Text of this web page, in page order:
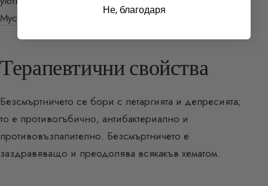
Мускусна фасет
Терапевтични свойства
Безсмъртничето се бори с летаргията и депресията;
то е противогъбично, антибактериално и
противовъзпалително. Безсмъртничето е
заздравяващо и преодолява всякакъв хематом.
Не, благодаря